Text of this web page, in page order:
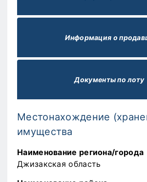
Информация о
Документы по лоту
Местонахождение
имущества
Наименование региона/города
Джизакская область